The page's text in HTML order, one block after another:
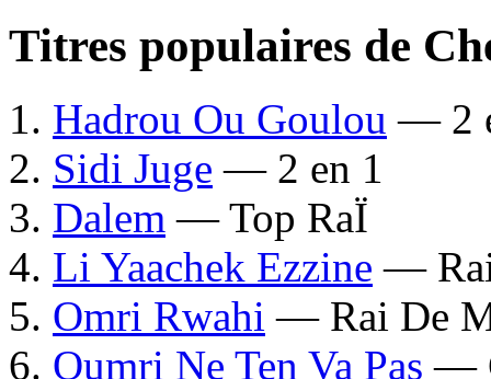
Titres populaires de
Hadrou Ou Goulou — 2
Sidi Juge — 2 en 1
Dalem — Top RaÏ
Li Yaachek Ezzine —
Omri Rwahi — Rai De
Oumri Ne Ten Va Pas —